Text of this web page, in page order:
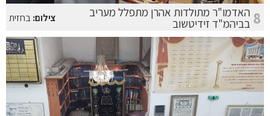
8 האדמו"ר מתולדות אהרן מתפלל מעריב
בביהמ"ד זידיטשוב צילום:בחזית